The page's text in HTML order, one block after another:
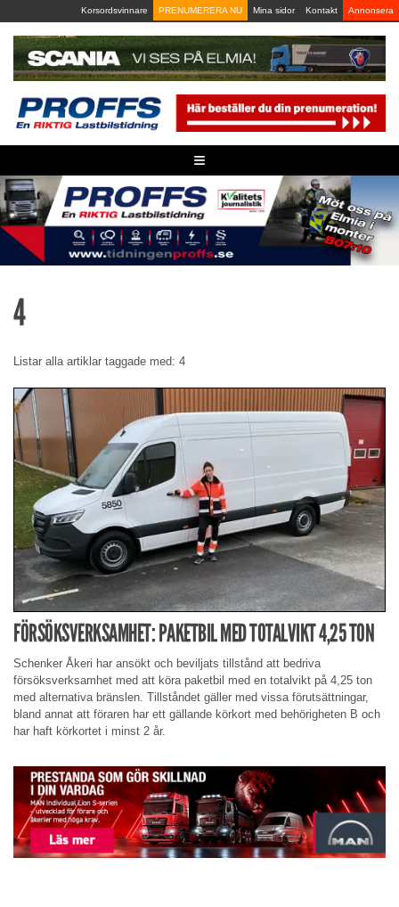
to
content
Korsordsvinnare PRENUMERERA NU Mina sidor Kontakt Annonsera
≡
4
Listar alla artiklar taggade med: 4
FÖRSÖKSVERKSAMHET: PAKETBIL MED TOTALVIKT 4,25 TON
Schenker Åkeri har ansökt och beviljats tillstånd att bedriva
försöksverksamhet med att köra paketbil med en totalvikt på 4,25 ton
med alternativa bränslen. Tillståndet gäller med vissa förutsättningar,
bland annat att föraren har ett gällande körkort med behörigheten B och
har haft körkortet i minst 2 år.